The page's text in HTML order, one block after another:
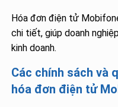
Hóa đơn điện tử
chi tiết, giúp doanh
kinh doanh.
Các chính sách và
hóa đơn điện tử